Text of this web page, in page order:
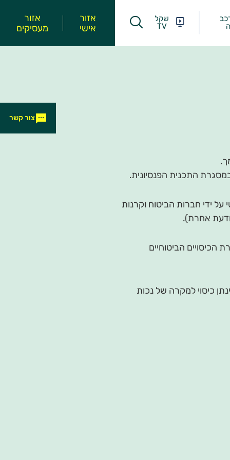
שקל
TV
אזור
אישי
אזור
מעסיקים
התכנית הפנסיונית.
על ידי חברות הביטוח וקרנות
אחרת).
הכיסויים הביטוחיים
כיסוי למקרה של נכות
צור קשר